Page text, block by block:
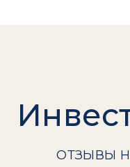
ОТЗЫВЫ